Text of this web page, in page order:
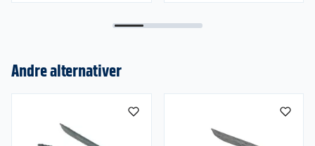
Andre alternativer
Kundeservice